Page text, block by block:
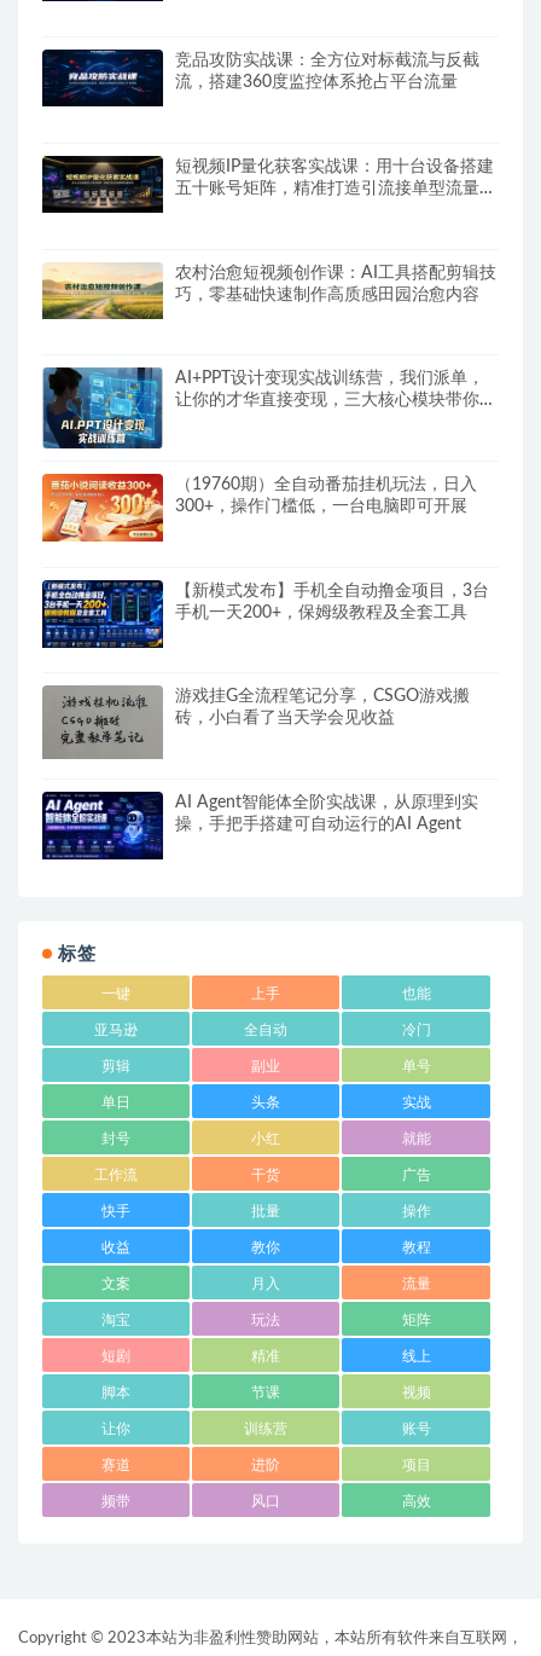
竞品攻防实战课：全方位对标截流与反截
流，搭建360度监控体系抢占平台流量
短视频IP量化获客实战课：用十台设备搭建
五十账号矩阵，精准打造引流接单型流量账
农村治愈短视频创作课：AI工具搭配剪辑技
巧，零基础快速制作高质感田园治愈内容
AI+PPT设计变现实战训练营，我们派单，
让你的才华直接变现，三大核心模块带你构
（19760期）全自动番茄挂机玩法，日入
300+，操作门槛低，一台电脑即可开展
【新模式发布】手机全自动撸金项目，3台
手机一天200+，保姆级教程及全套工具
游戏挂G全流程笔记分享，CSGO游戏搬
砖，小白看了当天学会见收益
AI Agent智能体全阶实战课，从原理到实
操，手把手搭建可自动运行的AI Agent
标签
一键 上手 也能
亚马逊 全自动 冷门
剪辑 副业 单号
单日 头条 实战
封号 小红 就能
工作流 干货 广告
快手 批量 操作
收益 教你 教程
文案 月入 流量
淘宝 玩法 矩阵
短剧 精准 线上
脚本 节课 视频
让你 训练营 账号
赛道 进阶 项目
频带 风口 高效
Copyright © 2023本站为非盈利性赞助网站，本站所有软件来自互联网，